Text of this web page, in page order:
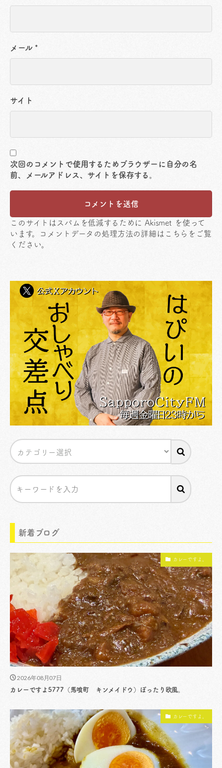
メール *
サイト
次回のコメントで使用するためブラウザーに自分の名
前、メールアドレス、サイトを保存する。
このサイトはスパムを低減するために Akismet を使って
います。
コメントデータの処理方法の詳細はこちらをご覧
ください。
新着ブログ
カレーですよ。
2026年08月07日
カレーですよ5777（馬喰町 キンメイドウ）ぽったり欧風。
カレーですよ。